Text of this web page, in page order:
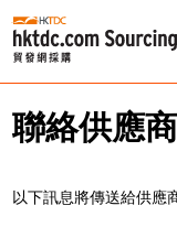
聯絡供應商
以下訊息將傳送給供應